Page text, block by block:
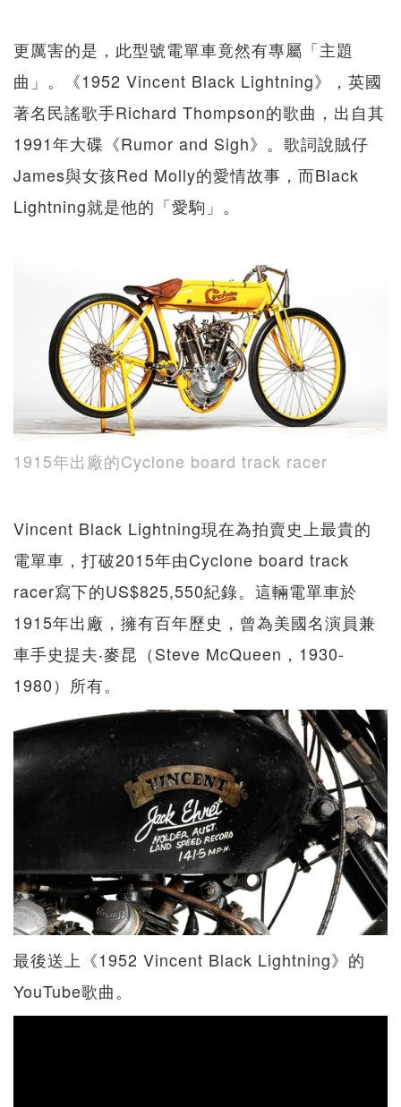
更厲害的是，此型號電單車竟然有專屬「主題
曲」。《1952 Vincent Black Lightning》，英國
著名民謠歌手Richard Thompson的歌曲，出自其
1991年大碟《Rumor and Sigh》。歌詞說賊仔
James與女孩Red Molly的愛情故事，而Black
Lightning就是他的「愛駒」。
1915年出廠的Cyclone board track racer
Vincent Black Lightning現在為拍賣史上最貴的
電單車，打破2015年由Cyclone board track
racer寫下的US$825,550紀錄。這輛電單車於
1915年出廠，擁有百年歷史，曾為美國名演員兼
車手史提夫‧麥昆（Steve McQueen，1930-
1980）所有。
最後送上《1952 Vincent Black Lightning》的
YouTube歌曲。